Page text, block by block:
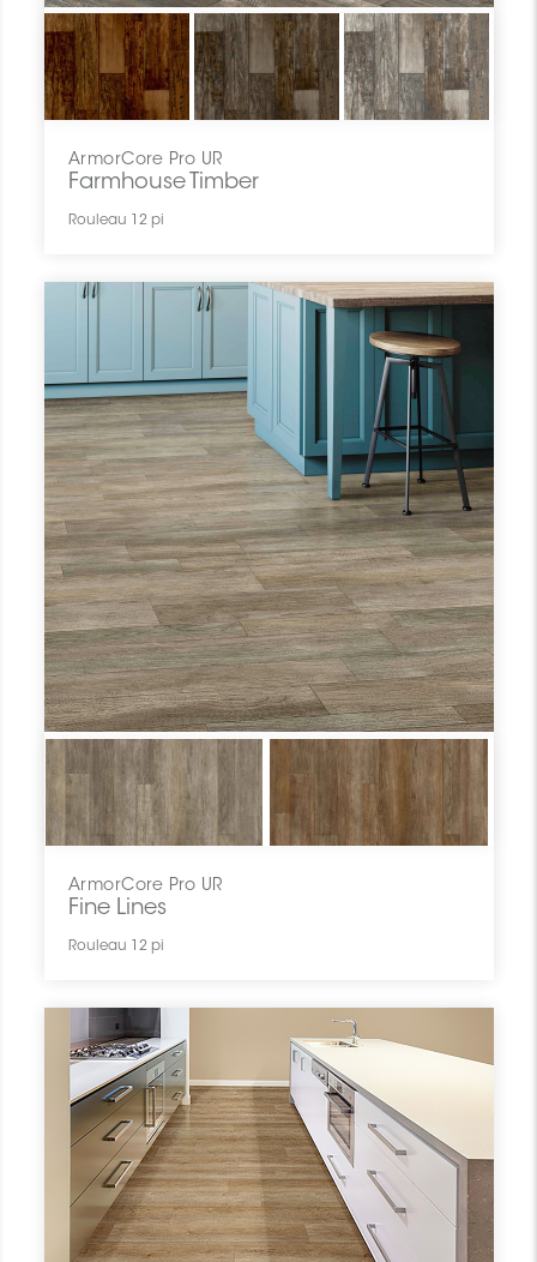
ArmorCore Pro UR
Farmhouse Timber
Rouleau 12 pi
ArmorCore Pro UR
Fine Lines
Rouleau 12 pi